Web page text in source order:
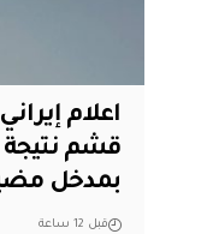
اعلام
قشم نتيجة
بمدخل
قبل 12 ساعة